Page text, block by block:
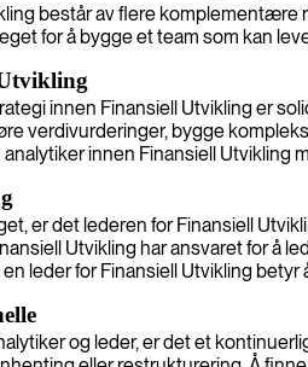
består av flere komplementære
for å bygge et team som kan
innen Finansiell Utvikling er
verdivurderinger, bygge
innen Finansiell
er det lederen for Finansiell
Utvikling har ansvaret for å
leder for Finansiell Utvikling
og leder, er det et